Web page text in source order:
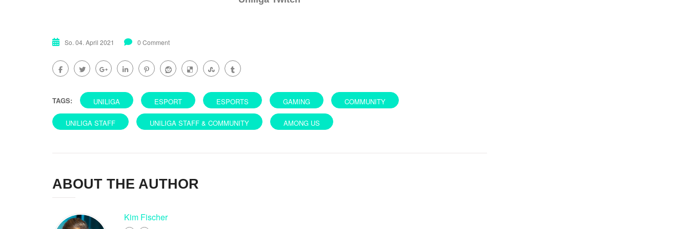
So. 04. April 2021 0 Comment
TAGS: UNILIGA ESPORT ESPORTS GAMING COMMUNITY
UNILIGA STAFF UNILIGA STAFF & COMMUNITY AMONG US
ABOUT THE AUTHOR
Kim Fischer